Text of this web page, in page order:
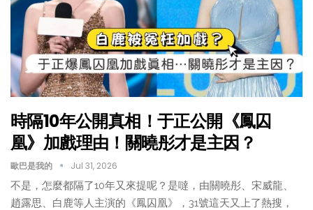
時隔10年公開真相！于正公開《鳳囚
凰》加戲理由！關曉彤才是主因？
歐巴是我的 Jul 31, 2026
不是，怎麼都隔了10年又來提呢？是噠，由關曉彤、宋威龍、
趙露思、白鹿等人主演的《鳳囚凰》，31號這天又上了熱搜，